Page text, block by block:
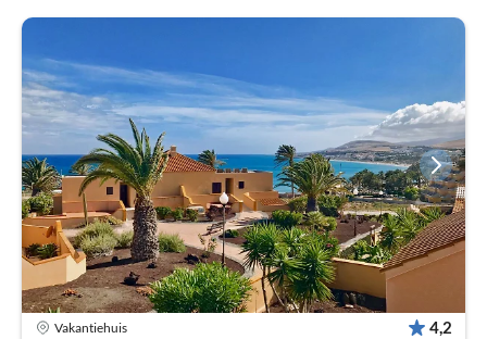
Vakantiehuis 4,2